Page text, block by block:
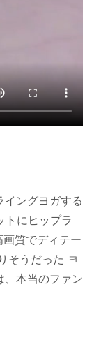
イングヨガする
トにヒップラ
質でディテー
そうだった ㅋ
、本当のファン